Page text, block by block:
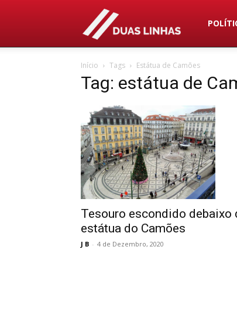
Duas
Linhas
Início Tags Estátua de Camões
Tag: estátua de
Tesouro escondido debaixo
estátua do Camões
J B - 4 de Dezembro, 2020